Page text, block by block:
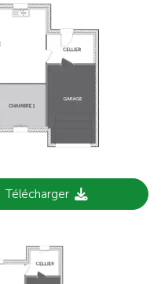
Télécharger